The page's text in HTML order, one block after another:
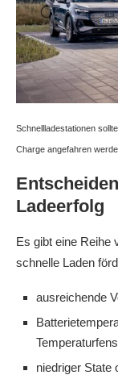
Schnellladestationen
Charge angefahren
Ladeerfolg
Es gibt eine Reihe
schnelle Laden
ausreichende
niedriger State